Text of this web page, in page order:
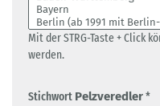
Mit der STRG-Taste + Click
werden.
Stichwort Pelzveredler*